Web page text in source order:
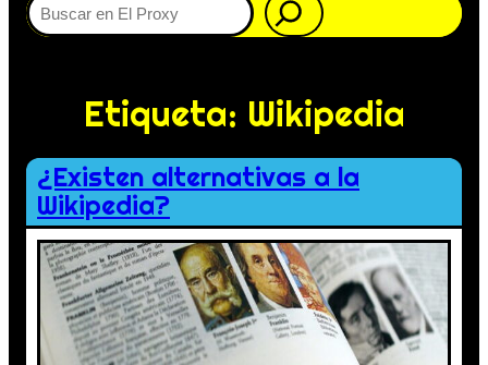
Etiqueta: Wikipedia
¿Existen alternativas a la
Wikipedia?